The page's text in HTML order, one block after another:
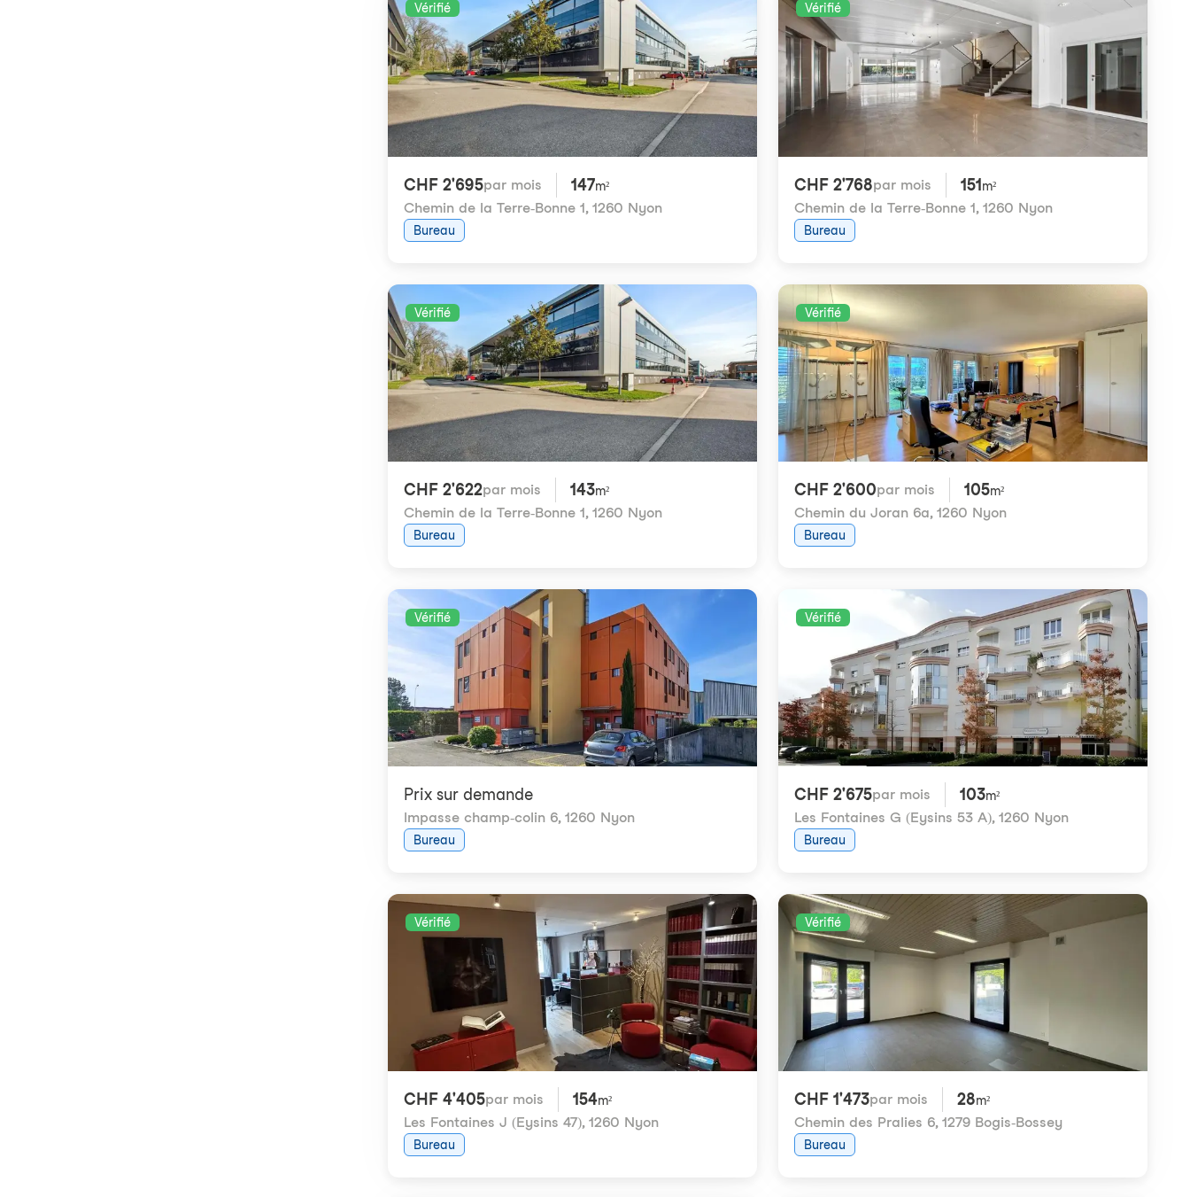
Vérifié
CHF 2'695par mois 147m²
Chemin de la Terre-Bonne 1, 1260 Nyon
Bureau
Vérifié
CHF 2'768par mois 151 m²
Chemin de la Terre-Bonne 1, 1260 Nyon
Bureau
Vérifié
CHF 2'622par mois 143m²
Chemin de la Terre-Bonne 1, 1260 Nyon
Bureau
Vérifié
CHF 2'600par mois 105m²
Chemin du Joran 6a, 1260 Nyon
Bureau
Vérifié
Prix ​​sur demande
Impasse champ-colin 6, 1260 Nyon
Bureau
Vérifié
CHF 2'675par mois 103m²
Les Fontaines G (Eysins 53 A), 1260 Nyon
Bureau
Vérifié
CHF 4'405par mois 154m²
Les Fontaines J (Eysins 47), 1260 Nyon
Bureau
Vérifié
CHF 1'473par mois 28m²
Chemin des Pralies 6, 1279 Bogis-Bossey
Bureau